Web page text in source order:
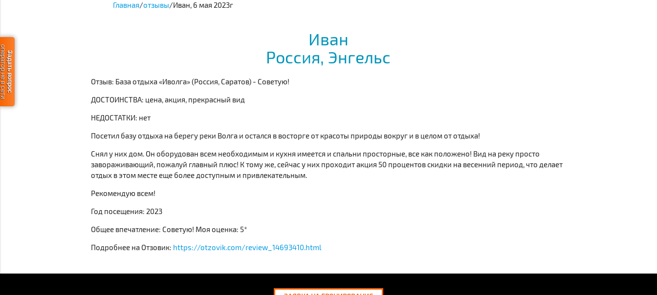
Главная/отзывы/Иван, 6 мая 2023г
Иван
Россия, Энгельс
Отзыв: База отдыха «Иволга» (Россия, Саратов) - Советую!
ДОСТОИНСТВА: цена, акция, прекрасный вид
НЕДОСТАТКИ: нет
Посетил базу отдыха на берегу реки Волга и остался в восторге от красоты природы вокруг и в целом от отдыха!
Снял у них дом. Он оборудован всем необходимым и кухня имеется и спальни просторные, все как положено! Вид на реку просто
завораживающий, пожалуй главный плюс! К тому же, сейчас у них проходит акция 50 процентов скидки на весенний период, что делает
отдых в этом месте еще более доступным и привлекательным.
Рекомендую всем!
Год посещения: 2023
Общее впечатление: Советую! Моя оценка: 5*
Подробнее на Отзовик: https://otzovik.com/review_14693410.html
Задать вопрос
в сети